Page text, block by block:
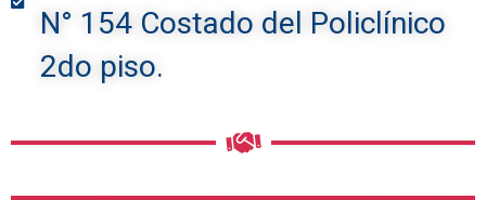
N° 154 Costado del Policlínico
2do piso.